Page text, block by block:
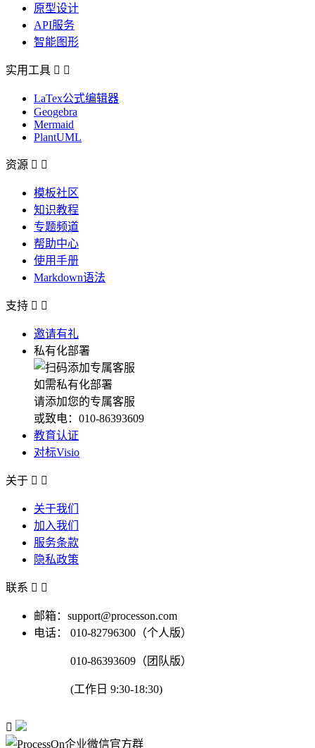
原型设计
API服务
智能图形
实用工具  
LaTex公式编辑器
Geogebra
Mermaid
PlantUML
资源  
模板社区
知识教程
专题频道
帮助中心
使用手册
Markdown语法
支持  
邀请有礼
私有化部署
如需私有化部署
请添加您的专属客服
或致电：010-86393609
教育认证
对标Visio
关于  
关于我们
加入我们
服务条款
隐私政策
联系  
邮箱：support@processon.com
电话：
010-82796300（个人版）
010-86393609（团队版）
(工作日 9:30-18:30)
